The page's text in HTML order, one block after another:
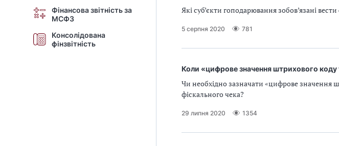
Фінансова звітність за
МСФЗ
Консолідована
фінзвітність
Які суб’єкти гоподарювання зобов’язані
5 серпня 2020 781
Коли «цифрове значення штрихового коду
Чи необхідно зазначати «цифрове значення
фіскального чека?
29 липня 2020 1354